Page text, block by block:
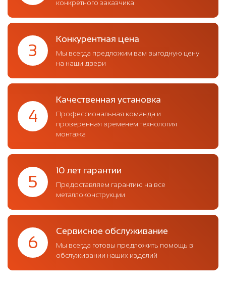
конкретного заказчика
3
Конкурентная цена
Мы всегда предложим вам выгодную цену
на наши двери
4
Качественная установка
Профессиональная команда и
проверенная временем технология
монтажа
5
10 лет гарантии
Предоставляем гарантию на все
металлоконструкции
6
Сервисное обслуживание
Мы всегда готовы предложить помощь в
обслуживании наших изделий